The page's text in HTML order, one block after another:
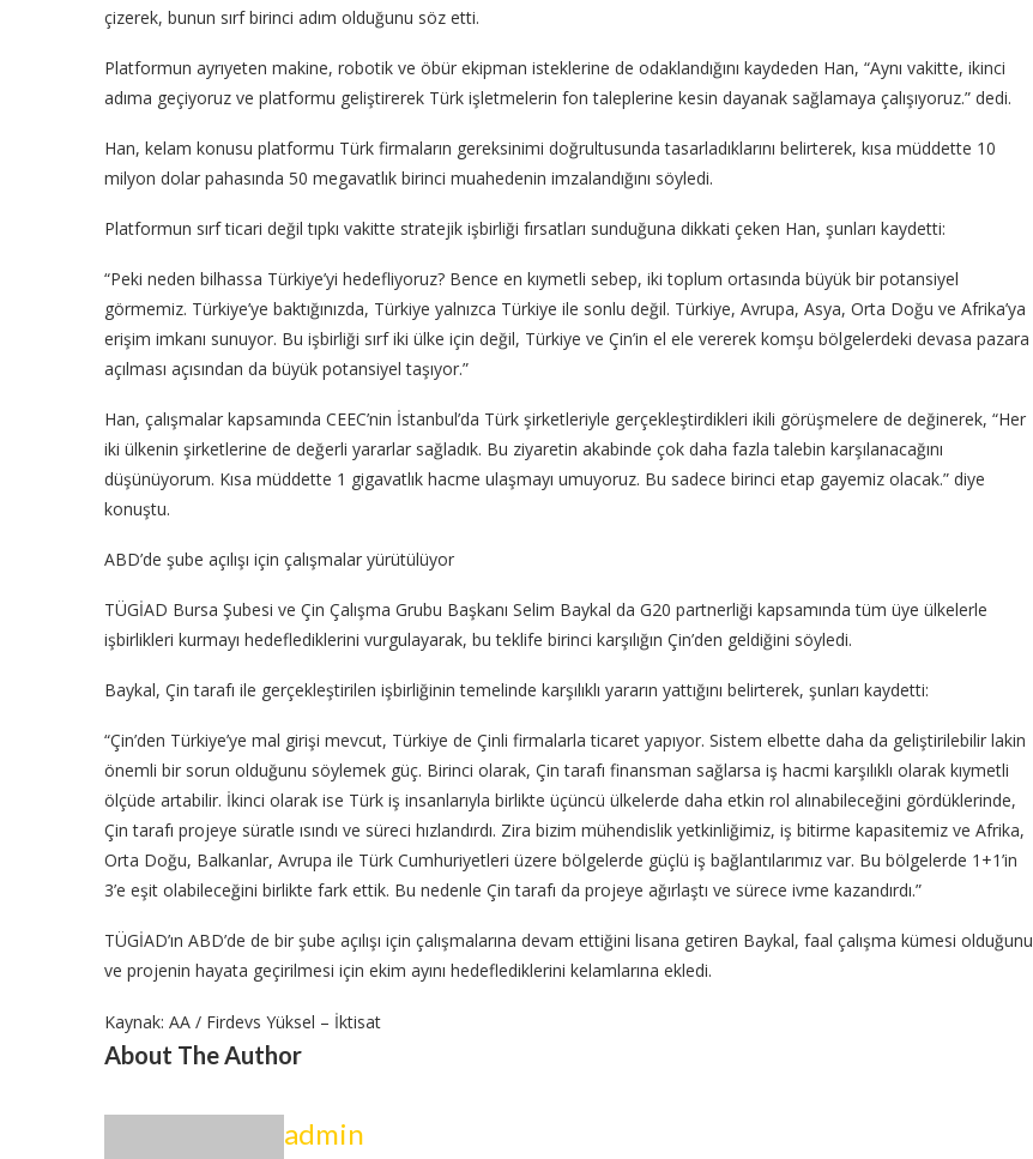
çizerek, bunun sırf birinci adım olduğunu söz etti.
Platformun ayrıyeten makine, robotik ve öbür ekipman isteklerine de odaklandığını kaydeden Han, “Aynı vakitte, ikinci
adıma geçiyoruz ve platformu geliştirerek Türk işletmelerin fon taleplerine kesin dayanak sağlamaya çalışıyoruz.” dedi.
Han, kelam konusu platformu Türk firmaların gereksinimi doğrultusunda tasarladıklarını belirterek, kısa müddette 10
milyon dolar pahasında 50 megavatlık birinci muahedenin imzalandığını söyledi.
Platformun sırf ticari değil tıpkı vakitte stratejik işbirliği fırsatları sunduğuna dikkati çeken Han, şunları kaydetti:
“Peki neden bilhassa Türkiye’yi hedefliyoruz? Bence en kıymetli sebep, iki toplum ortasında büyük bir potansiyel
görmemiz. Türkiye’ye baktığınızda, Türkiye yalnızca Türkiye ile sonlu değil. Türkiye, Avrupa, Asya, Orta Doğu ve Afrika’ya
erişim imkanı sunuyor. Bu işbirliği sırf iki ülke için değil, Türkiye ve Çin’in el ele vererek komşu bölgelerdeki devasa pazara
açılması açısından da büyük potansiyel taşıyor.”
Han, çalışmalar kapsamında CEEC’nin İstanbul’da Türk şirketleriyle gerçekleştirdikleri ikili görüşmelere de değinerek, “Her
iki ülkenin şirketlerine de değerli yararlar sağladık. Bu ziyaretin akabinde çok daha fazla talebin karşılanacağını
düşünüyorum. Kısa müddette 1 gigavatlık hacme ulaşmayı umuyoruz. Bu sadece birinci etap gayemiz olacak.” diye
konuştu.
ABD’de şube açılışı için çalışmalar yürütülüyor
TÜGİAD Bursa Şubesi ve Çin Çalışma Grubu Başkanı Selim Baykal da G20 partnerliği kapsamında tüm üye ülkelerle
işbirlikleri kurmayı hedeflediklerini vurgulayarak, bu teklife birinci karşılığın Çin’den geldiğini söyledi.
Baykal, Çin tarafı ile gerçekleştirilen işbirliğinin temelinde karşılıklı yararın yattığını belirterek, şunları kaydetti:
“Çin’den Türkiye’ye mal girişi mevcut, Türkiye de Çinli firmalarla ticaret yapıyor. Sistem elbette daha da geliştirilebilir lakin
önemli bir sorun olduğunu söylemek güç. Birinci olarak, Çin tarafı finansman sağlarsa iş hacmi karşılıklı olarak kıymetli
ölçüde artabilir. İkinci olarak ise Türk iş insanlarıyla birlikte üçüncü ülkelerde daha etkin rol alınabileceğini gördüklerinde,
Çin tarafı projeye süratle ısındı ve süreci hızlandırdı. Zira bizim mühendislik yetkinliğimiz, iş bitirme kapasitemiz ve Afrika,
Orta Doğu, Balkanlar, Avrupa ile Türk Cumhuriyetleri üzere bölgelerde güçlü iş bağlantılarımız var. Bu bölgelerde 1+1’in
3’e eşit olabileceğini birlikte fark ettik. Bu nedenle Çin tarafı da projeye ağırlaştı ve sürece ivme kazandırdı.”
TÜGİAD’ın ABD’de de bir şube açılışı için çalışmalarına devam ettiğini lisana getiren Baykal, faal çalışma kümesi olduğunu
ve projenin hayata geçirilmesi için ekim ayını hedeflediklerini kelamlarına ekledi.
Kaynak: AA / Firdevs Yüksel – İktisat
About The Author
admin